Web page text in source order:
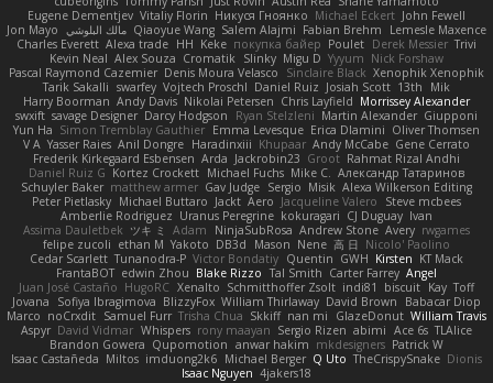
Eugene Dementjev Vitaliy Florin Никуся Гноянко Michael Eckert John Fewell
Jon Mayo مالك البلوشي Qiaoyue Wang Salem Alajmi Fabian Brehm
Lemesle Maxence
Charles Everett Alexa trade HH Keke покупка байер Poulet Derek Messier Trivi
Kevin Neal Alex Souza Cromatik Slinky Migu D Yyyum Nick Forshaw
Pascal Raymond Cazemier Denis Moura Velasco Sinclaire Black Xenophik Xenophik
Tarik Sakalli swarfey Vojtech Proschl Daniel Ruiz Josiah Scott 13th
Mik
Harry Boorman Andy Davis Nikolai Petersen Chris Layfield Morrissey Alexander
swxift savage Designer Darcy Hodgson Ryan Stelzleni Martin Alexander Giupponi
Yun Ha Simon Tremblay Gauthier Emma Levesque Erica Dlamini Oliver Thomsen
V A Yasser Raies Anil Dongre Haradinxiii Khupaar Andy McCabe Gene Cerrato
Frederik Kirkegaard Esbensen Arda Jackrobin23 Groot Rahmat Rizal Andhi
Daniel Ruiz G Kortez Crockett Michael Fuchs Mike C. Александр Татаринов
Schuyler Baker matthew armer Gav Judge Sergio Misik Alexa Wilkerson Editing
Peter Pietlasky Michael Buttaro Jackt Aero Jacqueline Valero
Steve mcbees
Amberlie Rodriguez Uranus Peregrine kokuragari CJ Duguay Ivan
Assima Dauletbek ツキ ミ Adam NinjaSubRosa Andrew Stone Avery rwgames
felipe zucoli ethan M Yakoto DB3d Mason Nene 高 日 Nicolo' Paolino
Cedar Scarlett Tunanodra-P Victor Bondatiy Quentin GWH Kirsten KT Mack
FrantaBOT edwin Zhou Blake Rizzo Tal Smith Carter Farrey Angel
Juan José Castaño HugoRC Xenalto Schmitthoffer Zsolt indi81 biscuit Kay Toff
Jovana
Sofiya Ibragimova BlizzyFox William Thirlaway David Brown
Babacar Diop
Marco noCrxdit Samuel Furr Trisha Chua Skkiff nan mi GlazeDonut William Travis
Aspyr David Vidmar Whispers rony maayan Sergio Rizen abimi Ace 6s TLAlice
Brandon Gowera Qupomotion anwar hakim mkdesigners Patrick W
Isaac Castañeda Miltos imduong2k6 Michael Berger Q Uto TheCrispySnake Dionis
Isaac Nguyen 4jakers18